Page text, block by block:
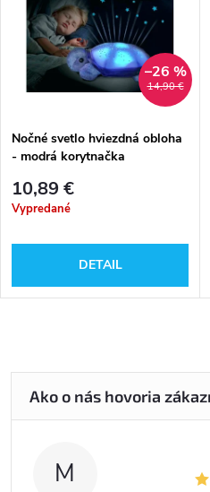
14,90 €
–26 %
Nočné svetlo hviezdná obloha
- modrá korytnačka
10,89 €
Vypredané
DETAIL
M